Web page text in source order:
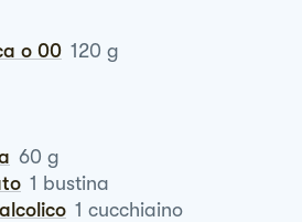
o 00 120 g
60 g
1 bustina
1 cucchiaino